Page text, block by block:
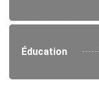
Éducation